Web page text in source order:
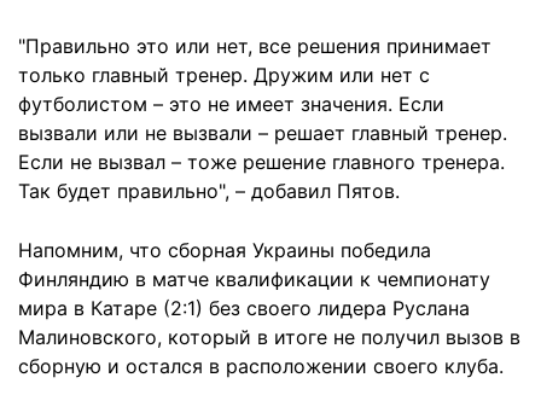
"Правильно это или нет, все решения принимает
только главный тренер. Дружим или нет с
футболистом – это не имеет значения. Если
вызвали или не вызвали – решает главный тренер.
Если не вызвал – тоже решение главного тренера.
Так будет правильно", – добавил Пятов.
Напомним, что сборная Украины победила
Финляндию в матче квалификации к чемпионату
мира в Катаре (2:1) без своего лидера Руслана
Малиновского, который в итоге не получил вызов в
сборную и остался в расположении своего клуба.